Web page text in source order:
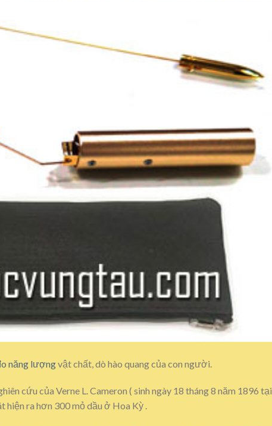
năng lượngvật chất, dò hào quang của con người.
cứu của Verne L. Cameron ( sinh ngày 18 tháng 8 năm 1896 tại
hiện ra hơn 300 mỏ dầu ở Hoa Kỳ .